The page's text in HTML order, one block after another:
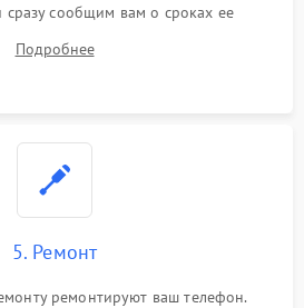
сразу сообщим вам о сроках ее
Подробнее
5. Ремонт
ремонтируют ваш телефон.